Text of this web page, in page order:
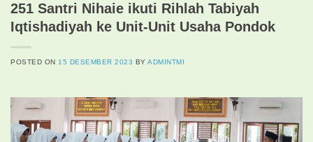
251 Santri Nihaie ikuti Rihlah Tabiyah
Iqtishadiyah ke Unit-Unit Usaha Pondok
POSTED ON 15 DESEMBER 2023 BYADMINTMI